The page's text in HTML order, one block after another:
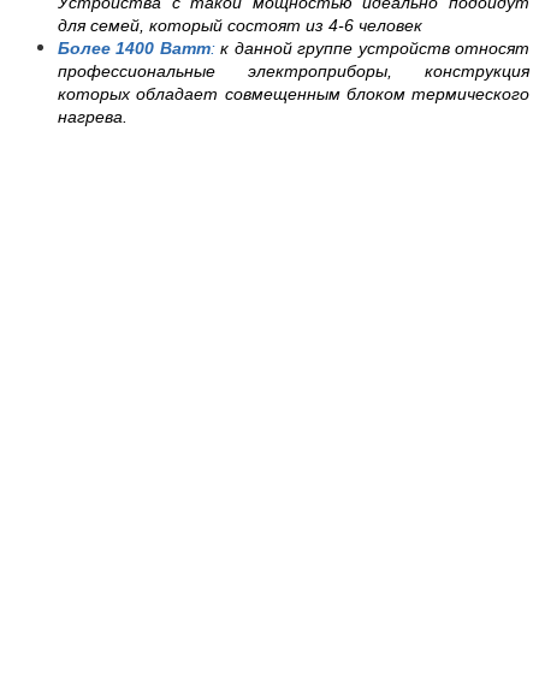
для семей, который состоят из 4-6 человек
Более 1400 Ватт:к данной группе устройств относят
профессиональные электроприборы, конструкция
которых обладает совмещенным блоком термического
нагрева.